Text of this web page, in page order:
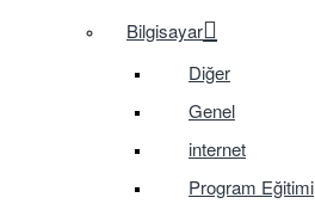
Bilgisayar
Diğer
Genel
internet
Program Eğitimi